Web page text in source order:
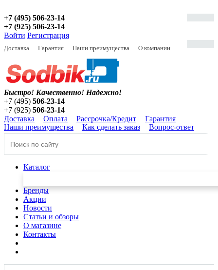
+7 (495) 506-23-14
+7 (925) 506-23-14
Войти Регистрация
Доставка Гарантия Наши преимущества О компании
Быстро! Качественно! Надежно!
+7 (495) 506-23-14
+7 (925) 506-23-14
Доставка
Оплата Рассрочка/Кредит
Гарантия
Наши преимущества
Как сделать заказ Вопрос-ответ
Каталог
Бренды
Акции
Новости
Статьи и обзоры
О магазине
Контакты